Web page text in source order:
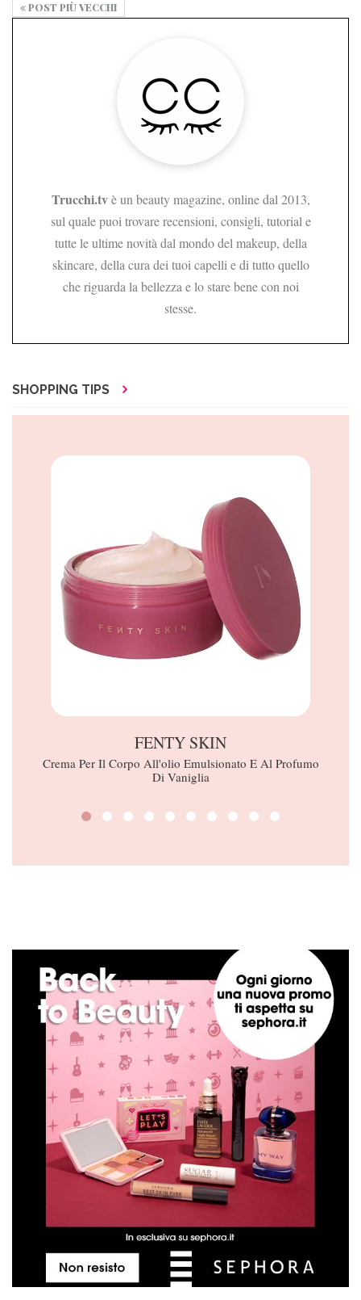
POST PIÙ VECCHI
Trucchi.tvè un beauty magazine, online dal 2013,
sul quale puoi trovare recensioni, consigli, tutorial e
tutte le ultime novità dal mondo del makeup, della
skincare, della cura dei tuoi capelli e di tutto quello
che riguarda la bellezza e lo stare bene con noi
stesse.
SHOPPING TIPS
FENTY SKIN
Crema Per Il Corpo All'olio Emulsionato E Al Profumo
Di Vaniglia